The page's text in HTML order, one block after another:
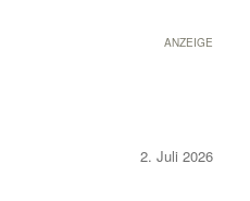
ANZEIGE
2. Juli 2026